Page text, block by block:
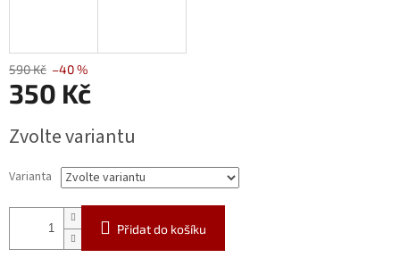
590 Kč –40 %
350 Kč
cena:
Zvolte variantu
Varianta
Přidat do košíku